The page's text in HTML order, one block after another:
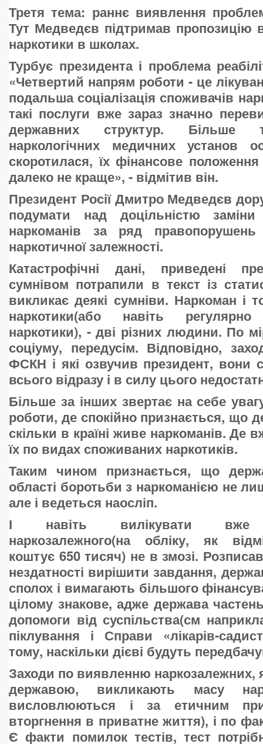
Третя тема: раннє виявлення
Тут Медведєв підтримав пропозицію
наркотики в школах.
Турбує президента і проблема
«Четвертий напрям роботи - це
подальша соціалізація споживачів
такі послуги вже зараз значно
державних структур. Більше
наркологічних медичних установ
скоротилася, їх фінансове положення
далеко не краще», - відмітив він.
Президент Росії Дмитро Медведєв
подумати над доцільністю
наркоманів за ряд правопорушень
наркотичної залежності.
Катастрофічні дані, приведені
сумнівом потрапили в текст із
викликає деякі сумніви. Наркоман і
наркотики(або навіть
наркотики), - дві різних людини. По
соціуму, передусім. Відповідно,
ФСКН і які озвучив президент, вони
всього відразу і в силу цього
Більше за інших звертає на себе
роботи, де спокійно признається, що
скільки в країні живе наркоманів. Де
їх по видах споживаних наркотиків.
Таким чином признається, що
області боротьби з наркоманією не
але і ведеться наосліп.
І навіть вилікувати вже
наркозалежного(на обліку, як
коштує 650 тисяч) не в змозі.
нездатності вирішити завдання,
сполох і вимагають більшого
цілому знакове, адже держава
допомоги від суспільства(см
піклування і Справи «лікарів-
тому, наскільки дієві будуть
Заходи по виявленню наркозалежних,
державою, викликають масу
висловлюються і за етичним
вторгнення в приватне життя), і по
Є факти помилок тестів, тест